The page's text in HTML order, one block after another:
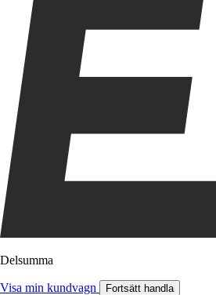
Delsumma
Visa min kundvagn Fortsätt handla